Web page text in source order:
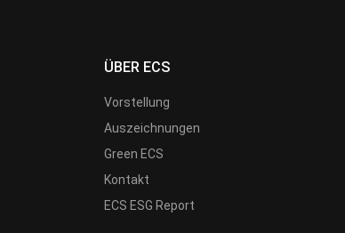
ÜBER ECS
Vorstellung
Auszeichnungen
Green ECS
Kontakt
ECS ESG Report